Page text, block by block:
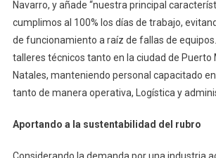
Navarro, y añade “nuestra principal
cumplimos al 100% los días de trabajo,
de funcionamiento a raíz de fallas de
talleres técnicos tanto en la ciudad de
Natales, manteniendo personal capacitado
tanto de manera operativa, Logística y
Aportando a la sustentabilidad del rubro